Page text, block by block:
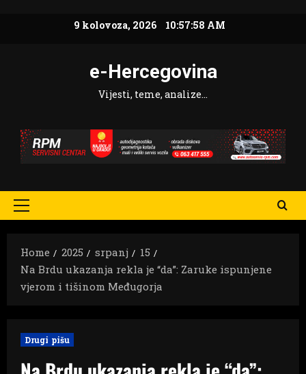
9 kolovoza, 2026 10:58:00 AM
e-Hercegovina
Vijesti, teme, analize…
Primary
Home
2025 srpanj
15
Na Brdu ukazanja rekla je “da”: Zaruke ispunjene
vjerom i tišinom Međugorja
Drugi pišu